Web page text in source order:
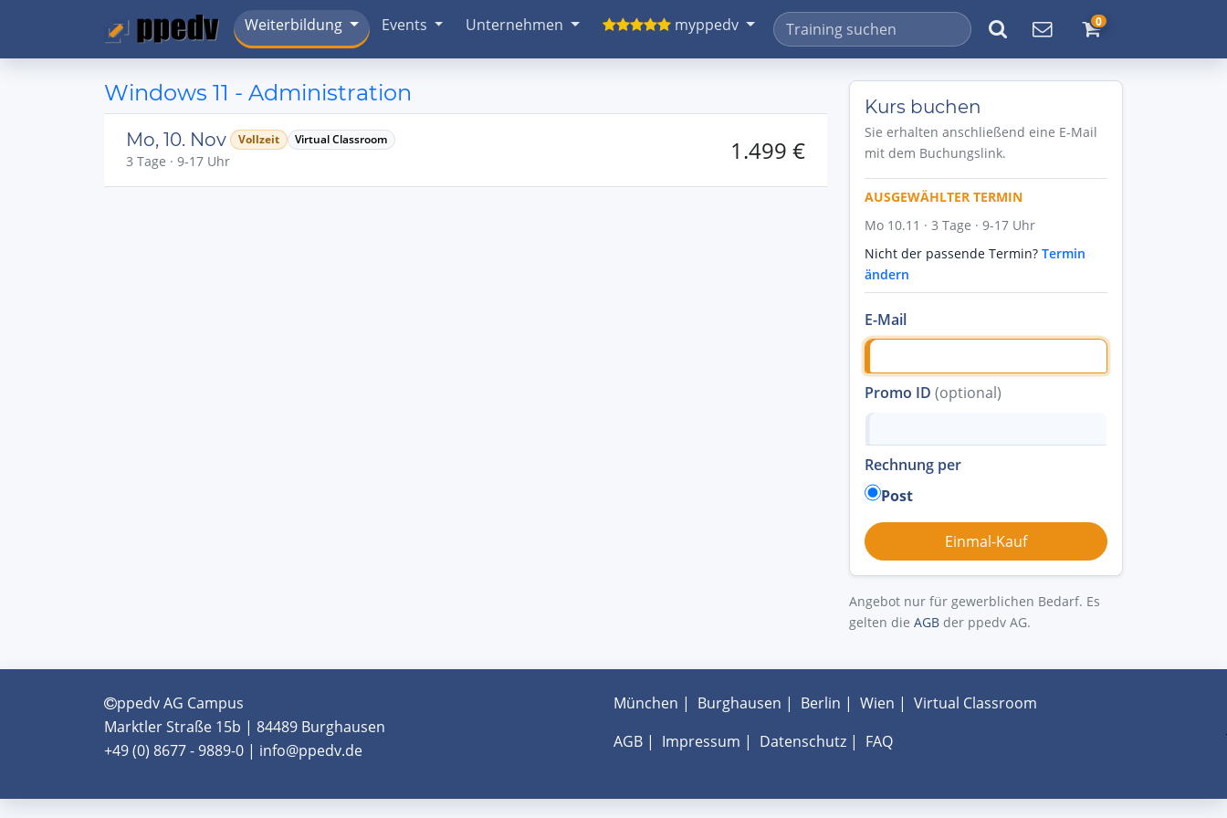
Weiterbildung Events Unternehmen myppedv 0
Windows 11 - Administration
Mo, 10. Nov Vollzeit Virtual Classroom
3 Tage · 9-17 Uhr 1.499 €
Kurs buchen
Sie erhalten anschließend eine E-Mail
mit dem Buchungslink.
AUSGEWÄHLTER TERMIN
Mo 10.11 · 3 Tage · 9-17 Uhr
Nicht der passende Termin? Termin
ändern
E-Mail
Promo ID (optional)
Rechnung per
Post
Angebot nur für gewerblichen Bedarf. Es
gelten die AGB der ppedv AG.
ppedv AG Campus
Marktler Straße 15b | 84489 Burghausen
+49 (0) 8677 - 9889-0 | info@ppedv.de
München | Burghausen | Berlin | Wien | Virtual Classroom
AGB| Impressum | Datenschutz| FAQ